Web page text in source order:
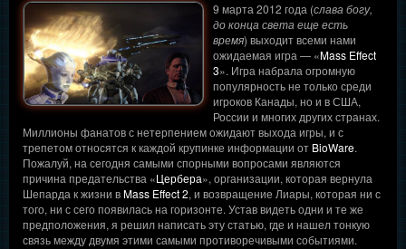
9 марта 2012 года (слава богу,
до конца света еще есть
время) выходит всеми нами
ожидаемая игра — «Mass Effect
3». Игра набрала огромную
популярность не только среди
игроков Канады, но и в США,
России и многих других странах.
Миллионы фанатов с нетерпением ожидают выхода игры, и с
трепетом относятся к каждой крупинке информации от BioWare.
Пожалуй, на сегодня самыми спорными вопросами являются
причина предательства «Цербера», организации, которая вернула
Шепарда к жизни вMass Effect 2, и возвращение Лиары, которая ни с
того, ни с сего появилась на горизонте. Устав видеть одни и те же
предположения, я решил написать эту статью, где и нашел тонкую
связь между двумя этими самыми противоречивыми событиями.